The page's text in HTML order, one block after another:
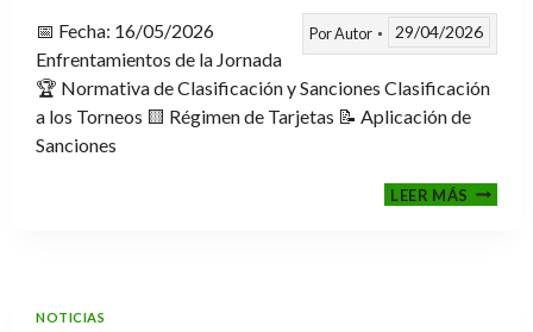
PorAutor 29/04/2026
📅 Fecha: 16/05/2026
Enfrentamientos de la Jornada
🏆 Normativa de Clasificación y Sanciones Clasificación
a los Torneos 🟨 Régimen de Tarjetas 📝 Aplicación de
Sanciones
LEER MÁSFASE
NOTICIAS